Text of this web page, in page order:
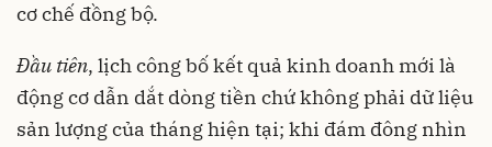
cơ chế đồng bộ.
Đầu tiên, lịch công bố kết quả kinh doanh mới là
động cơ dẫn dắt dòng tiền chứ không phải dữ liệu
sản lượng của tháng hiện tại; khi đám đông nhìn